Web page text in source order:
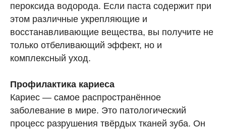
пероксида водорода. Если паста содержит при
этом различные укрепляющие и
восстанавливающие вещества, вы получите не
только отбеливающий эффект, но и
комплексный уход.
Профилактика кариеса
Кариес — самое распространённое
заболевание в мире. Это патологический
процесс разрушения твёрдых тканей зуба. Он